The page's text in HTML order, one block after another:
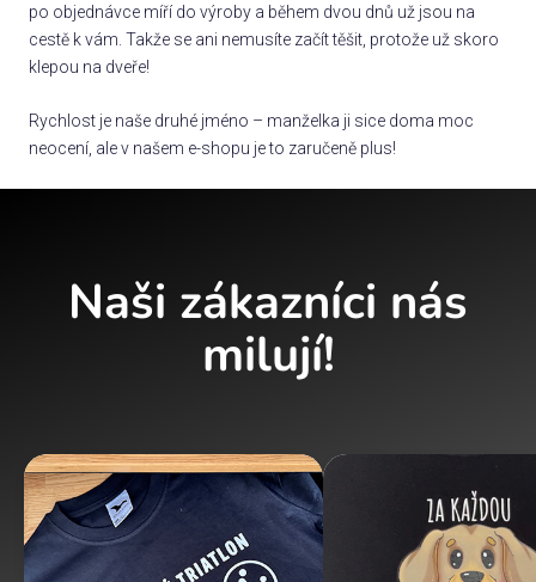
po objednávce míří do výroby a během dvou dnů už jsou na
cestě k vám. Takže se ani nemusíte začít těšit, protože už skoro
klepou na dveře!
Rychlost je naše druhé jméno – manželka ji sice doma moc
neocení, ale v našem e-shopu je to zaručeně plus!
Naši zákazníci nás
milují!